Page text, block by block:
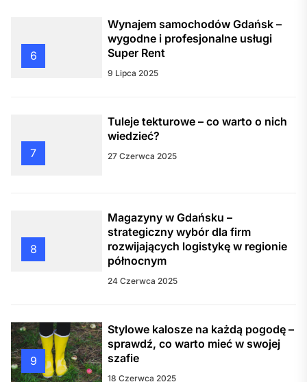
6
Wynajem samochodów Gdańsk –
wygodne i profesjonalne usługi
Super Rent
9 Lipca 2025
7
Tuleje tekturowe – co warto o nich
wiedzieć?
27 Czerwca 2025
8
Magazyny w Gdańsku –
strategiczny wybór dla firm
rozwijających logistykę w regionie
północnym
24 Czerwca 2025
9
Stylowe kalosze na każdą pogodę –
sprawdź, co warto mieć w swojej
szafie
18 Czerwca 2025